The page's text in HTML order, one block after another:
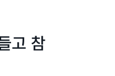
고 참